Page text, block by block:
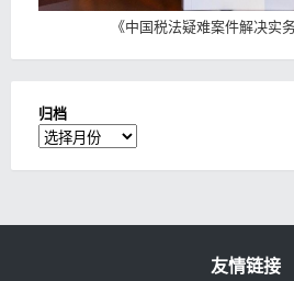
《中国税法疑难案件解决实务
归档
归
档
友情链接